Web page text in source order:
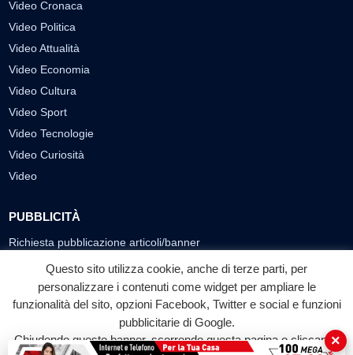
Video Cronaca
Video Politica
Video Attualità
Video Economia
Video Cultura
Video Sport
Video Tecnologie
Video Curiosità
Video
PUBBLICITÀ
Richiesta pubblicazione articoli/banner
SEGUICI SUI SOCIAL
f
Facebook
◎ ▶
YouTube
Questo sito utilizza cookie, anche di terze parti, per
personalizzare i contenuti come widget per ampliare le
funzionalità del sito, opzioni Facebook, Twitter e social e funzioni
pubblicitarie di Google.
Chiudendo questo banner, scorrendo questa pagina o cliccando
×